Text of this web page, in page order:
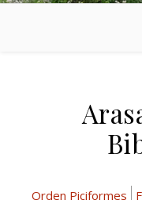
Orden Piciformes